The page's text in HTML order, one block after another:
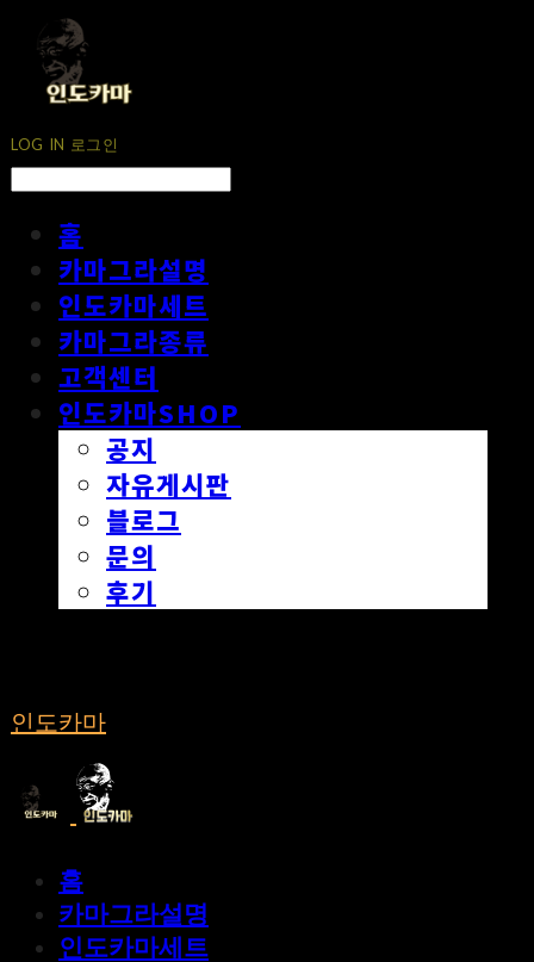
LOG IN 로그인
홈
카마그라설명
인도카마세트
카마그라종류
고객센터
인도카마SHOP
공지
자유게시판
블로그
문의
후기
인도카마
홈
카마그라설명
인도카마세트